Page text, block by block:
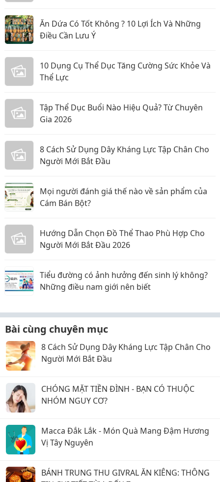
Ăn Dứa Có Tốt Không ? 10 Lợi Ích Và Những
Điều Cần Lưu Ý
10 Dụng Cụ Thể Dục Tăng Cường Sức Khỏe Và
Thể Lực
Tập Thể Dục Buổi Nào Hiệu Quả? Từ Chuyên
Gia 2026
8 Cách Sử Dụng Dây Kháng Lực Tập Chân Cho
Người Mới Bắt Đầu
Mọi người đánh giá thế nào về sản phẩm của
Cám Bán Bột?
Hướng Dẫn Chọn Đồ Thể Thao Phù Hợp Cho
Người Mới Bắt Đầu 2026
Tiểu đường có ảnh hưởng đến sinh lý không?
Những điều nam giới nên biết
Bài cùng chuyên mục
8 Cách Sử Dụng Dây Kháng Lực Tập Chân Cho
Người Mới Bắt Đầu
CHÓNG MẶT TIỀN ĐÌNH - BẠN CÓ THUỘC
NHÓM NGUY CƠ?
Macca Đắk Lắk - Món Quà Mang Đậm Hương
Vị Tây Nguyên
BÁNH TRUNG THU GIVRAL ĂN KIÊNG: THÔNG